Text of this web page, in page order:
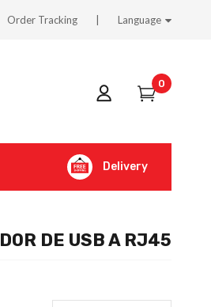
Order Tracking Language
0
Delivery
DE USB A RJ45